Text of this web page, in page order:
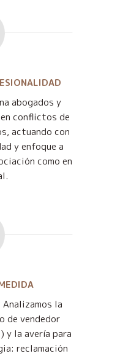
abogados y
conflictos de
actuando con
y enfoque a
como en
la
de vendedor
la avería para
reclamación